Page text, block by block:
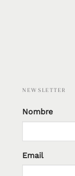
NEWSLETTER
Nombre
Email